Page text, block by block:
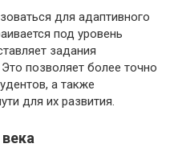
для адаптивного
под уровень
задания
позволяет более точно
а также
для их развития.